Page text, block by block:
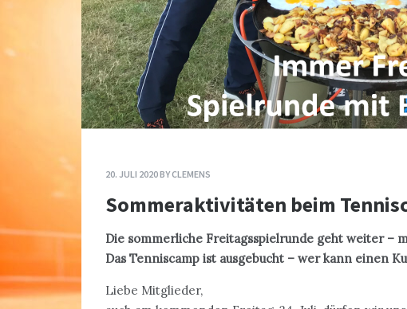
20. JULI 2020BYCLEMENS
Sommeraktivitäten beim
Die sommerliche Freitagsspielrunde geht weiter –
Das Tenniscamp ist ausgebucht – wer kann einen
Liebe Mitglieder,